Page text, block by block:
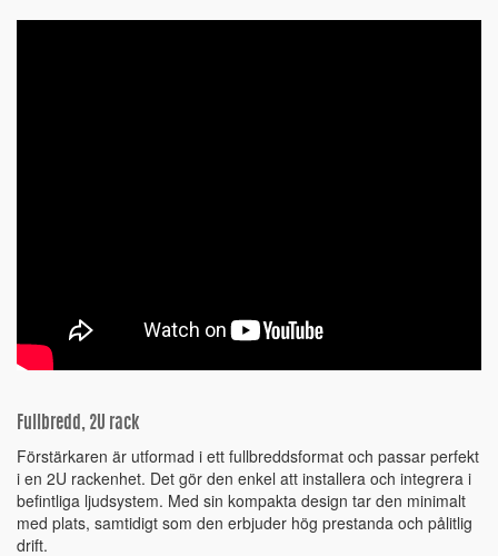
Fullbredd, 2U rack
Förstärkaren är utformad i ett fullbreddsformat och passar perfekt
i en 2U rackenhet. Det gör den enkel att installera och integrera i
befintliga ljudsystem. Med sin kompakta design tar den minimalt
med plats, samtidigt som den erbjuder hög prestanda och pålitlig
drift.